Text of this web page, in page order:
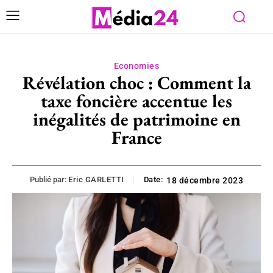
Economies
Révélation choc : Comment la
taxe foncière accentue les
inégalités de patrimoine en
France
Publié par: Eric GARLETTI Date: 18 décembre 2023